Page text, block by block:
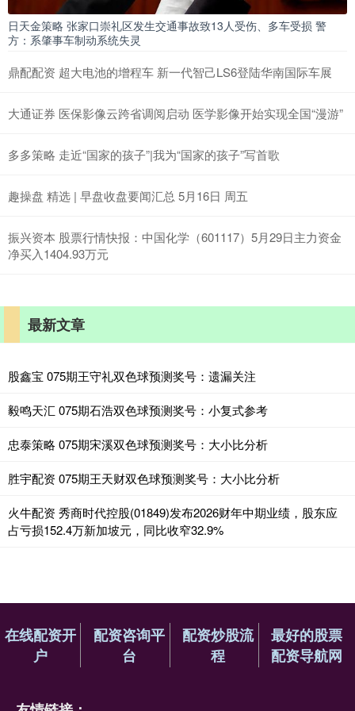
日天金策略 张家口崇礼区发生交通事故致13人受伤、多车受损 警
方：系肇事车制动系统失灵
鼎配配资 超大电池的增程车 新一代智己LS6登陆华南国际车展
大通证券 医保影像云跨省调阅启动 医学影像开始实现全国“漫游”
多多策略 走近“国家的孩子”|我为“国家的孩子”写首歌
趣操盘 精选 | 早盘收盘要闻汇总 5月16日 周五
振兴资本 股票行情快报：中国化学（601117）5月29日主力资金
净买入1404.93万元
最新文章
股鑫宝 075期王守礼双色球预测奖号：遗漏关注
毅鸣天汇 075期石浩双色球预测奖号：小复式参考
忠泰策略 075期宋溪双色球预测奖号：大小比分析
胜宇配资 075期王天财双色球预测奖号：大小比分析
火牛配资 秀商时代控股(01849)发布2026财年中期业绩，股东应
占亏损152.4万新加坡元，同比收窄32.9%
在线配资开
户
配资咨询平
台
配资炒股流
程
最好的股票
配资导航网